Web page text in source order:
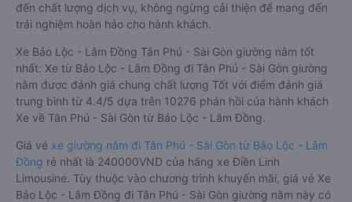
đến chất lượng dịch vụ, không ngừng cải thiện để mang đến
trải nghiệm hoàn hảo cho hành khách.
Xe Bảo Lộc - Lâm Đồng Tân Phú - Sài Gòn giường nằm tốt
nhất: Xe từ Bảo Lộc - Lâm Đồng đi Tân Phú - Sài Gòn giường
nằm được đánh giá chung chất lượng Tốt với điểm đánh giá
trung bình từ 4.4/5 dựa trên 10276 phản hồi của hành khách
Xe về Tân Phú - Sài Gòn từ Bảo Lộc - Lâm Đồng.
Giá vé xe giường nằm đi Tân Phú - Sài Gòn từ Bảo Lộc - Lâm
Đồng rẻ nhất là 240000VND của hãng xe Điền Linh
Limousine. Tùy thuộc vào chương trình khuyến mãi, giá vé Xe
Bảo Lộc - Lâm Đồng đi Tân Phú - Sài Gòn giường nằm này có